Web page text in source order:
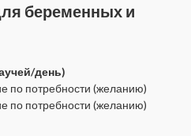
беременных и
день)
по потребности (желанию)
по потребности (желанию)